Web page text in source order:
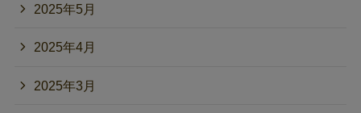
2025年5月
2025年4月
2025年3月